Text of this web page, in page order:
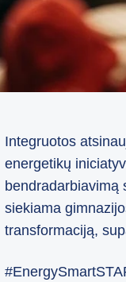
Integruotos
energetikų
bendradarbiavimą
siekiama
transformaciją,